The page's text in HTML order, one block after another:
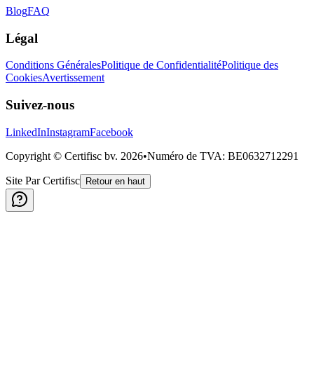
BlogFAQ
Légal
Conditions GénéralesPolitique de ConfidentialitéPolitique des
CookiesAvertissement
Suivez-nous
LinkedInInstagramFacebook
Copyright © Certifisc bv. 2026•Numéro de TVA: BE0632712291
Site Par Certifisc Retour en haut